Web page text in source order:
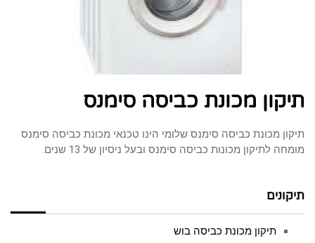
תיקון מכונת כביסה סימנס
תיקון מכונת כביסה סימנס שלומי הינו טכנאי מכונת כביסה סימנס
מומחה לתיקון מכונות כביסה סימנס ובעל ניסיון של 13 שנים.
תיקונים
תיקון מכונת כביסה בוש